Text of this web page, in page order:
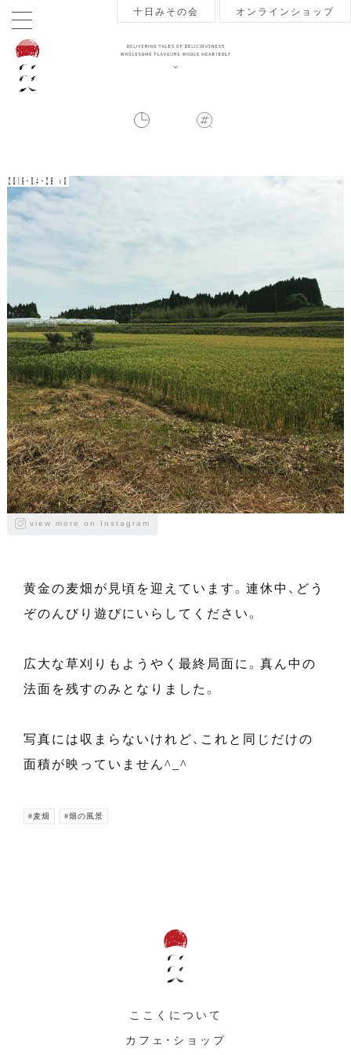
十日みその会 オンラインショップ
2019-04-28 v0
view more on Instagram
黄金の麦畑が見頃を迎えています。連休中、どう
ぞのんびり遊びにいらしてください。
広大な草刈りもようやく最終局面に。真ん中の
法面を残すのみとなりました。
写真には収まらないけれど、これと同じだけの
面積が映っていません^_^
#麦畑 #畑の風景
ここくについて
カフェ・ショップ